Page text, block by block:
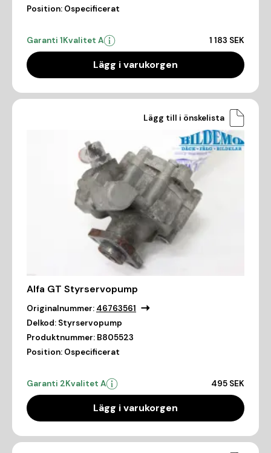
Position: Ospecificerat
Garanti 1Kvalitet A 1 183 SEK
Lägg i varukorgen
Lägg till i önskelista
Alfa GT Styrservopump
Originalnummer: 46763561
Delkod: Styrservopump
Produktnummer: B805523
Position: Ospecificerat
Garanti 2Kvalitet A 495 SEK
Lägg i varukorgen